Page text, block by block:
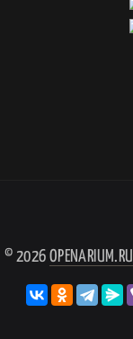
© 2026 OPENARIUM.RU